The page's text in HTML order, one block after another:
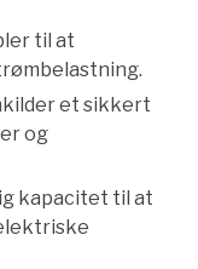
til at
et sikkert
og
kapacitet til at